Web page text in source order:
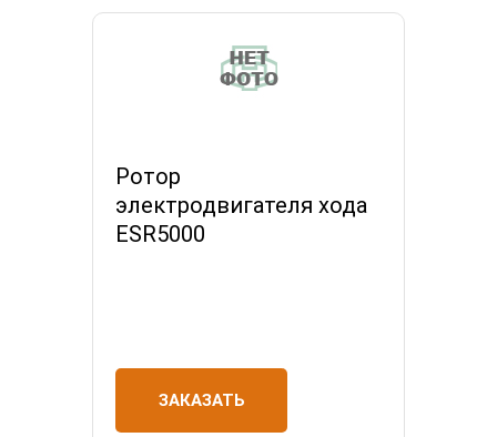
Ротор
электродвигателя хода
ESR5000
ЗАКАЗАТЬ